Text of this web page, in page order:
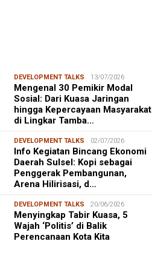
DEVELOPMENT TALKS 13/07/2026
Mengenal 30 Pemikir Modal
Sosial: Dari Kuasa Jaringan
hingga Kepercayaan Masyarakat
di Lingkar Tamba…
DEVELOPMENT TALKS 02/07/2026
Info Kegiatan Bincang Ekonomi
Daerah Sulsel: Kopi sebagai
Penggerak Pembangunan,
Arena Hilirisasi, d…
DEVELOPMENT TALKS 20/06/2026
Menyingkap Tabir Kuasa, 5
Wajah ‘Politis’ di Balik
Perencanaan Kota Kita